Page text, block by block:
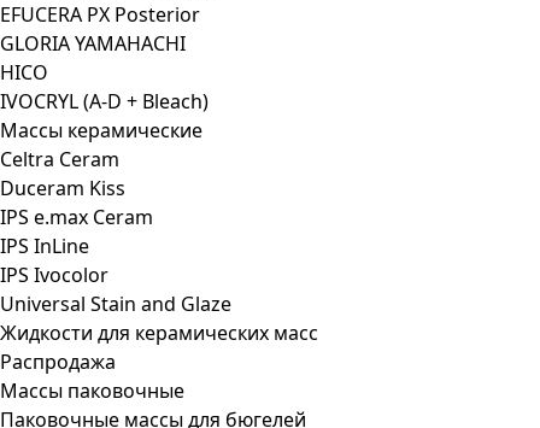
EFUCERA PX Posterior
GLORIA YAMAHACHI
HICO
IVOCRYL (A-D + Bleach)
Массы керамические
Celtra Ceram
Duceram Kiss
IPS e.max Ceram
IPS InLine
IPS Ivocolor
Universal Stain and Glaze
Жидкости для керамических масс
Распродажа
Массы паковочные
Паковочные массы для бюгелей